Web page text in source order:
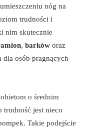
nóg na
trudności i
nim skutecznie
, barków oraz
osób pragnących
o średnim
trudność jest nieco
Takie podejście